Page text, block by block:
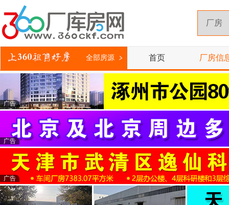
全部房源 首页 厂房信
广告
广告
广告